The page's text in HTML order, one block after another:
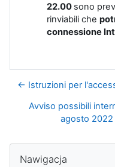
22.00 sono
rinviabili che
connessione
← Istruzioni per
Avviso possibili
agosto
Bloki
Nawigacja